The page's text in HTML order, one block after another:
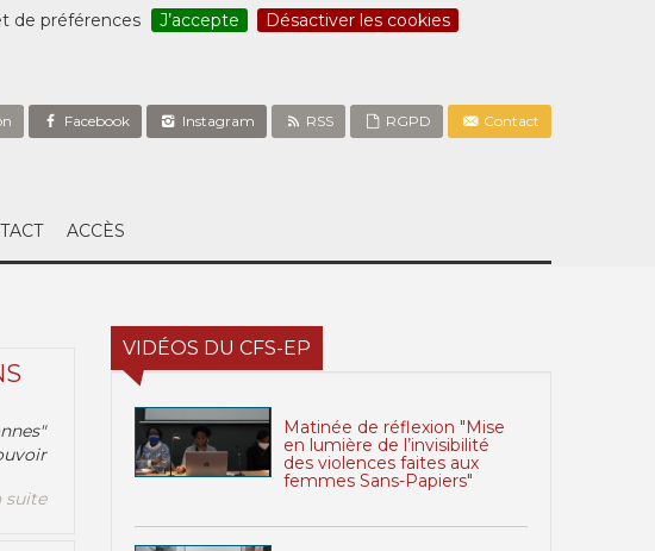
de préférences J’accepte Désactiver les cookies
Facebook Instagram RSS RGPD Contact
ACCÈS
suite
VIDÉOS DU CFS-EP
Matinée de réflexion "Mise
en lumière de l’invisibilité
des violences faites aux
femmes Sans-Papiers"